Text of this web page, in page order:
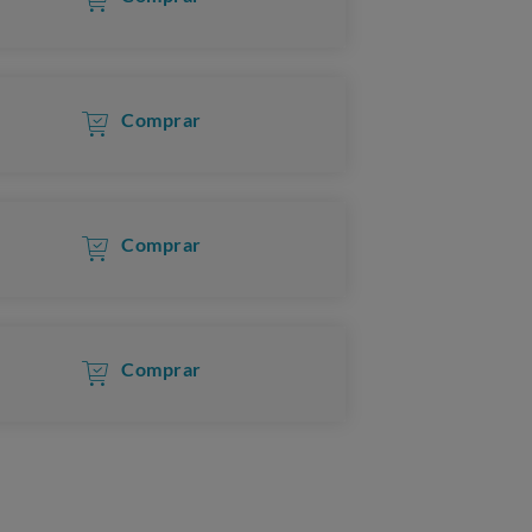
Comprar
Comprar
Comprar